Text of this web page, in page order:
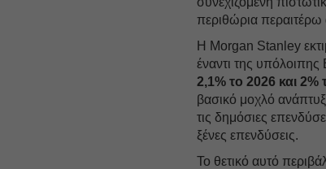
περιθώρια περαιτέρω
Η Morgan Stanley
έναντι της
2,1% το 2026 και 2%
βασικό μοχλό
τις δημόσιες
ξένες επενδύσεις.
Το θετικό αυτό